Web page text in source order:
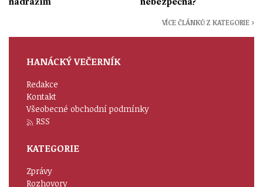
VÍCE ČLÁNKŮ Z KATEGORIE ›
HANÁCKÝ VEČERNÍK
Redakce
Kontakt
Všeobecné obchodní podmínky
RSS
KATEGORIE
Zprávy
Rozhovory